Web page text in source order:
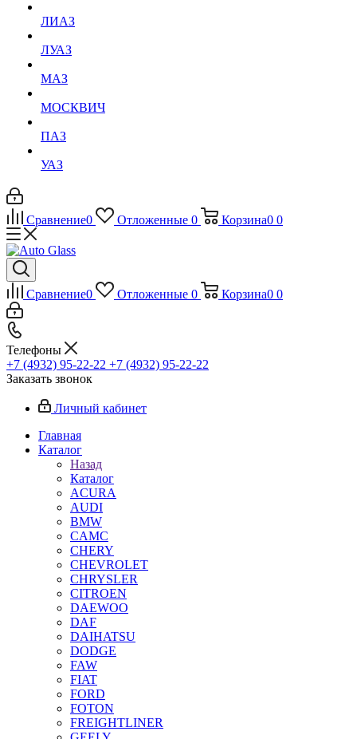
ЛИАЗ
ЛУАЗ
МАЗ
МОСКВИЧ
ПАЗ
УАЗ
Сравнение0 Отложенные 0 Корзина0 0
Сравнение0 Отложенные 0 Корзина0 0
Телефоны
+7 (4932) 95-22-22 +7 (4932) 95-22-22
Заказать звонок
Личный кабинет
Главная
Каталог
Назад
Каталог
ACURA
AUDI
BMW
CAMC
CHERY
CHEVROLET
CHRYSLER
CITROEN
DAEWOO
DAF
DAIHATSU
DODGE
FAW
FIAT
FORD
FOTON
FREIGHTLINER